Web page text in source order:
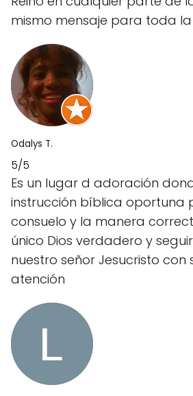
mismo mensaje para toda
Odalys T.
5/5
Es un lugar d adoración
instrucción bíblica oportuna
consuelo y la manera
único Dios verdadero y
nuestro señor Jesucristo
atención